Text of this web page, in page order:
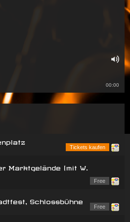
00:00
Tickets kaufen
Marktgelände (mit W.
Free
Schlossbühne
Free